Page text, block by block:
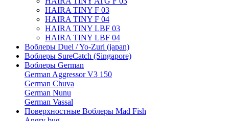
HAIRA TINY F 03
HAIRA TINY F 04
HAIRA TINY LBF 03
HAIRA TINY LBF 04
Воблеры Duel / Yo-Zuri (japan)
Воблеры SureCatch (Singapore)
Воблеры German
German Aggressor V3 150
German Chuva
German Nunu
German Vassal
Поверхностные Воблеры Mad Fish